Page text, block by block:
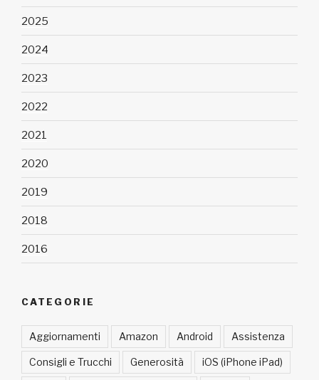
2025
2024
2023
2022
2021
2020
2019
2018
2016
CATEGORIE
Aggiornamenti Amazon Android Assistenza
Consigli e Trucchi Generosità iOS (iPhone iPad)